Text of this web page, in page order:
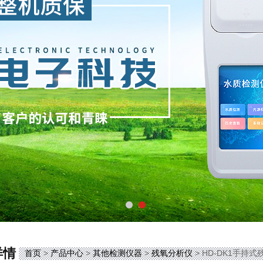
情 首页>产品中心>其他检测仪器>残氧分析仪> HD-DK1手持式